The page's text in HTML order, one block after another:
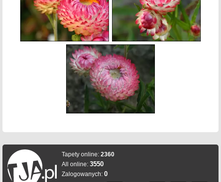
Tapety online: 2360
All online: 3550
Zalogowanych: 0